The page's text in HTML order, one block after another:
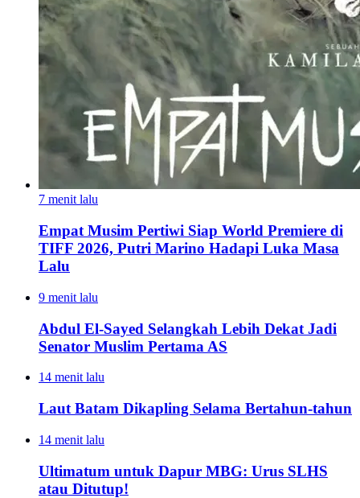
7 menit lalu
Empat Musim Pertiwi Siap World Premiere di
TIFF 2026, Putri Marino Hadapi Luka Masa
Lalu
9 menit lalu
Abdul El-Sayed Selangkah Lebih Dekat Jadi
Senator Muslim Pertama AS
14 menit lalu
Laut Batam Dikapling Selama Bertahun-tahun
14 menit lalu
Ultimatum untuk Dapur MBG: Urus SLHS
atau Ditutup!